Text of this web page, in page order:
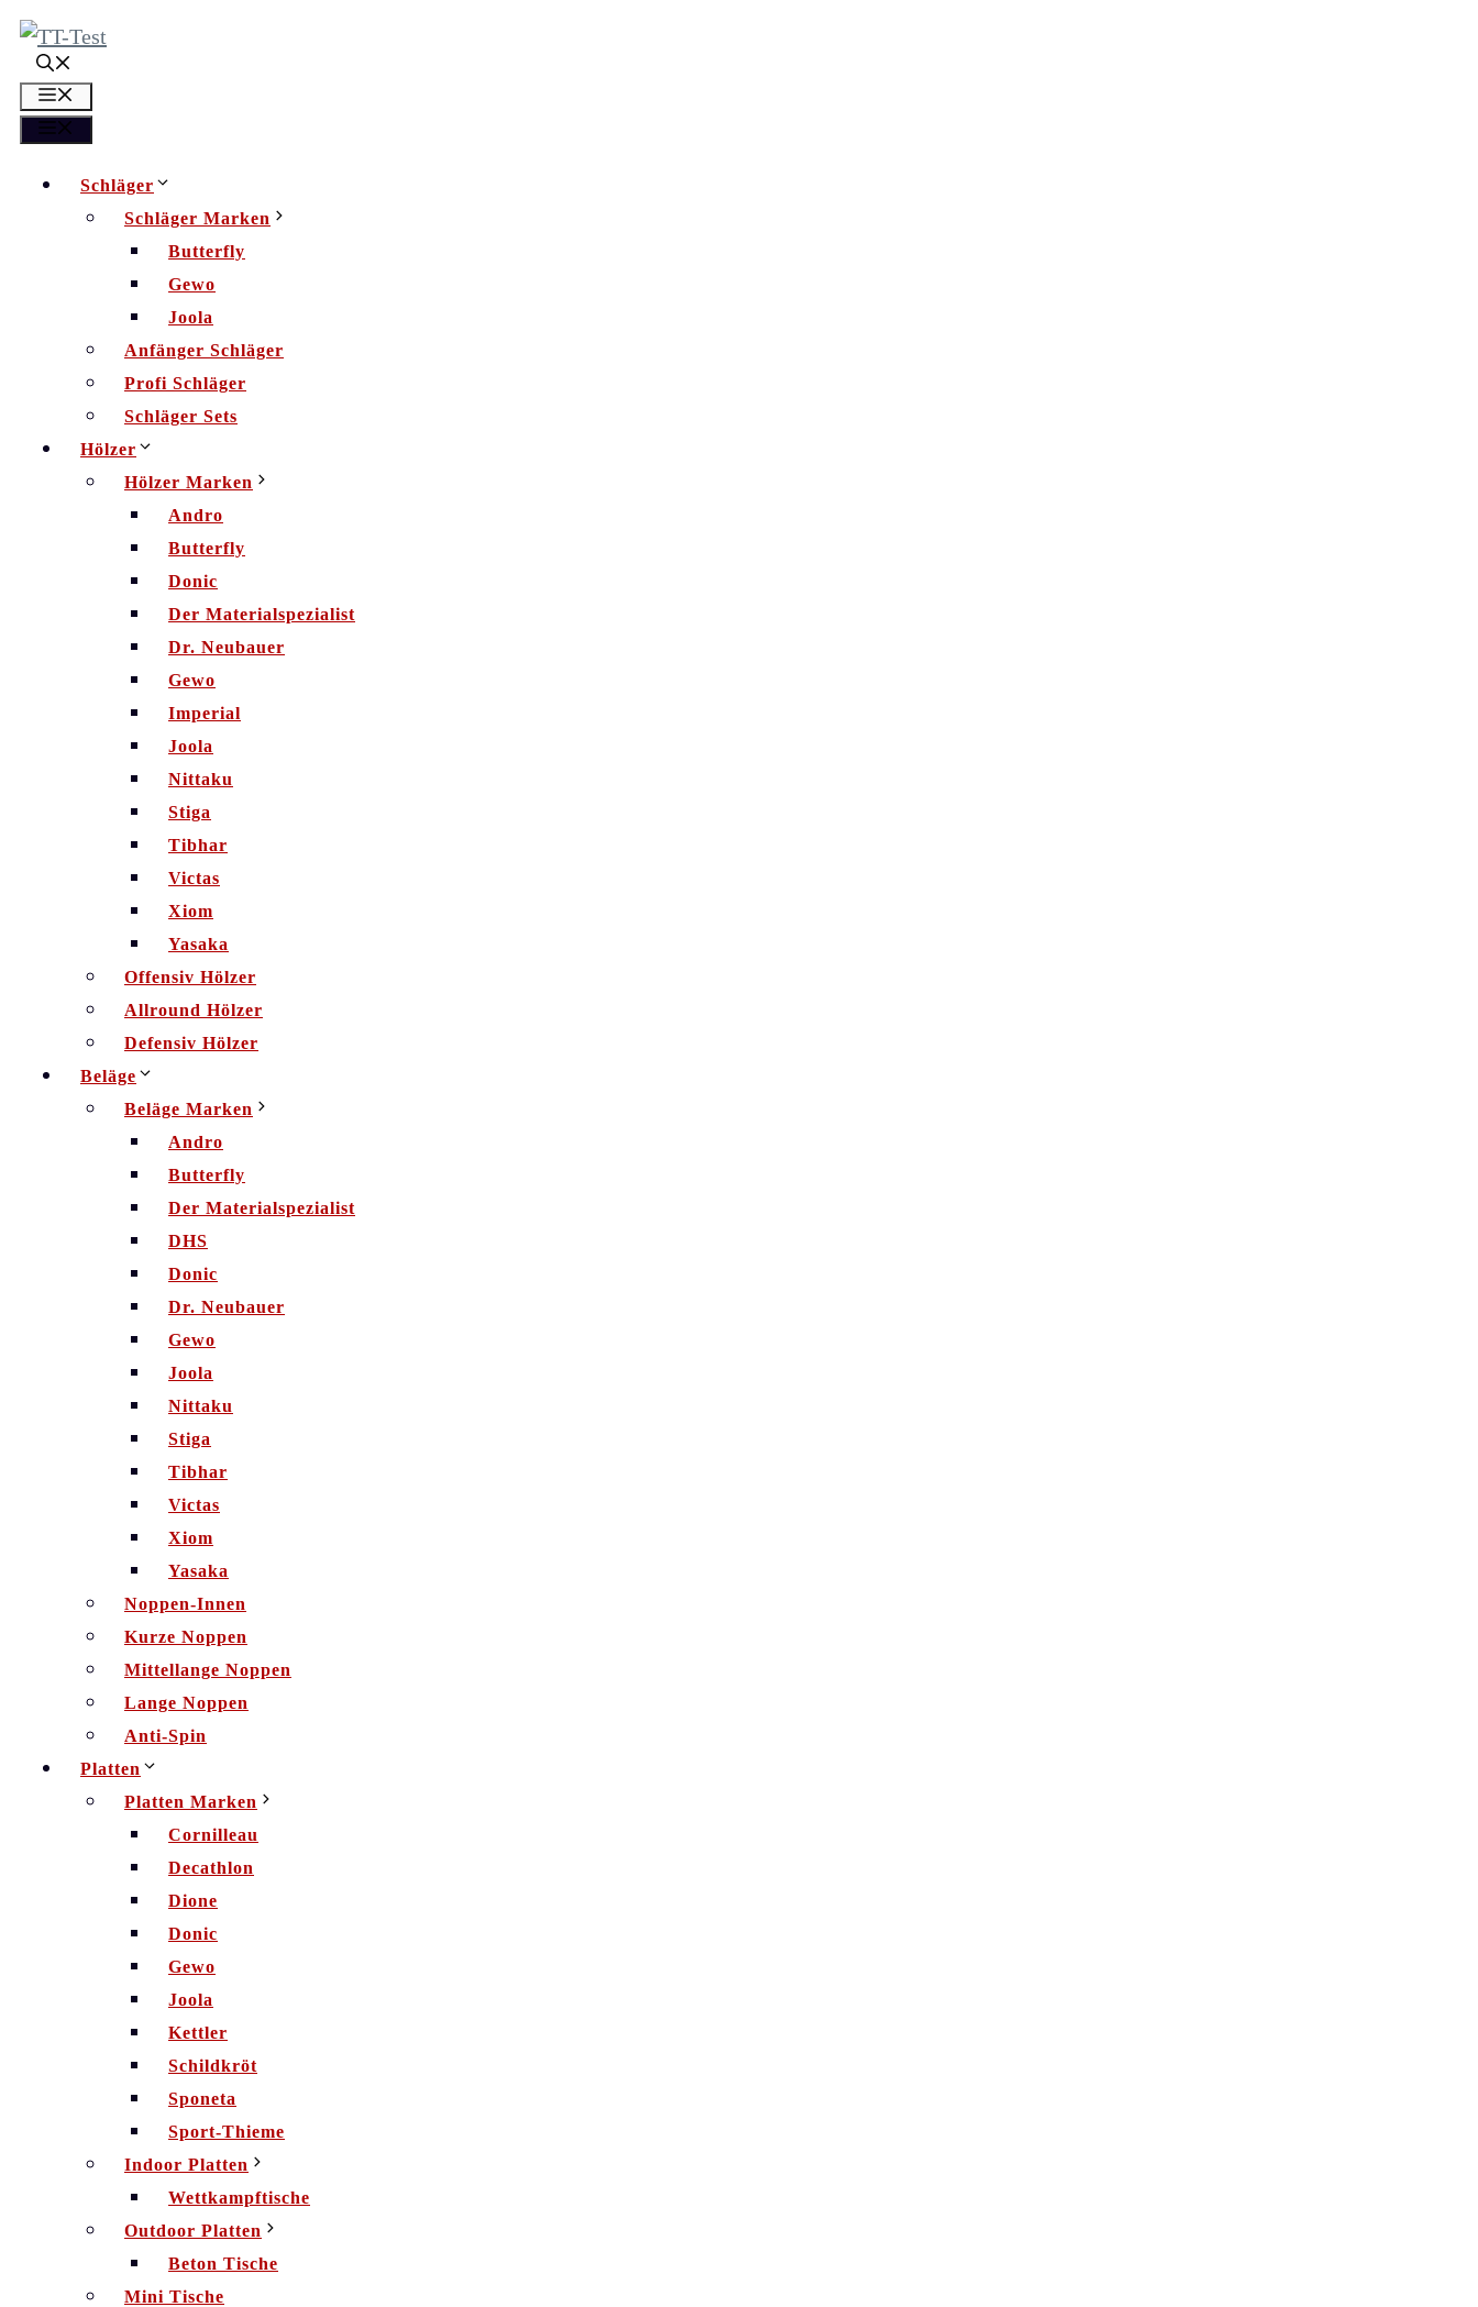
Zum
Inhalt
springen
Schläger
Schläger Marken
Butterfly
Gewo
Joola
Anfänger Schläger
Profi Schläger
Schläger Sets
Hölzer
Hölzer Marken
Andro
Butterfly
Donic
Der Materialspezialist
Dr. Neubauer
Gewo
Imperial
Joola
Nittaku
Stiga
Tibhar
Victas
Xiom
Yasaka
Offensiv Hölzer
Allround Hölzer
Defensiv Hölzer
Beläge
Beläge Marken
Andro
Butterfly
Der Materialspezialist
DHS
Donic
Dr. Neubauer
Gewo
Joola
Nittaku
Stiga
Tibhar
Victas
Xiom
Yasaka
Noppen-Innen
Kurze Noppen
Mittellange Noppen
Lange Noppen
Anti-Spin
Platten
Platten Marken
Cornilleau
Decathlon
Dione
Donic
Gewo
Joola
Kettler
Schildkröt
Sponeta
Sport-Thieme
Indoor Platten
Wettkampftische
Outdoor Platten
Beton Tische
Mini Tische